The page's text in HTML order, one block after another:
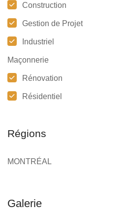
Construction
Gestion de Projet
Industriel
Maçonnerie
Rénovation
Résidentiel
Régions
MONTRÉAL